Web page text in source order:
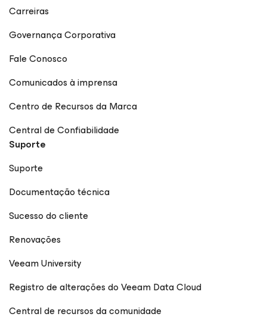
resilience. X Website Notable Video Appearances:
Darren Williams (Cisco) at Cisco Live EMEA 2018 Data
Cisco & Stefan Renner, Veeam | VMworld 2018 1+1=3 :
at Cisco Live 2017 in Berlin - Day 2 Stefan Renner, Veeam
Carreiras
Governança Corporativa
Fale Conosco
Comunicados à imprensa
Centro de Recursos da Marca
Central de Confiabilidade
Suporte
Suporte
Documentação técnica
Sucesso do cliente
Renovações
Veeam University
Registro de alterações do Veeam Data Cloud
Central de recursos da comunidade